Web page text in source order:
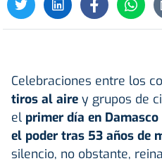
Celebraciones entre los
tiros al aire y grupos de
el primer día en
el poder tras 53 años de
silencio, no obstante,